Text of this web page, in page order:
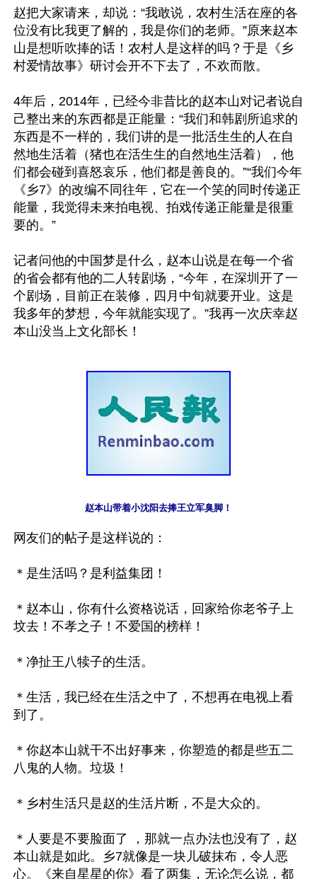
赵把大家请来，却说：“我敢说，农村生活在座的各
位没有比我更了解的，我是你们的老师。”原来赵本
山是想听吹捧的话！农村人是这样的吗？于是《乡
村爱情故事》研讨会开不下去了，不欢而散。
4年后，2014年，已经今非昔比的赵本山对记者说自
己整出来的东西都是正能量：“我们和韩剧所追求的
东西是不一样的，我们讲的是一批活生生的人在自
然地生活着（猪也在活生生的自然地生活着），他
们都会碰到喜怒哀乐，他们都是善良的。”“我们今年
《乡7》的改编不同往年，它在一个笑的同时传递正
能量，我觉得未来拍电视、拍戏传递正能量是很重
要的。”
记者问他的中国梦是什么，赵本山说是在每一个省
的省会都有他的二人转剧场，“今年，在深圳开了一
个剧场，目前正在装修，四月中旬就要开业。这是
我多年的梦想，今年就能实现了。”我再一次庆幸赵
赵本山带着小沈阳去捧王立军臭脚！
网友们的帖子是这样说的：
＊是生活吗？是利益集团！
＊赵本山，你有什么资格说话，回家给你老爷子上
坟去！不孝之子！不爱国的榜样！
＊净扯王八犊子的生活。
＊生活，我已经在生活之中了，不想再在电视上看
到了。
＊你赵本山就干不出好事来，你塑造的都是些五二
八鬼的人物。垃圾！
＊乡村生活只是赵的生活片断，不是大众的。
＊人要是不要脸面了 ，那就一点办法也没有了，赵
本山就是如此。乡7就像是一块儿破抹布，令人恶
心。《来自星星的你》看了两集，无论怎么说，都